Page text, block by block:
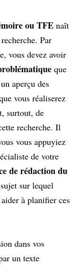
ou TFE naît
Par
vous devez avoir
que
aperçu des
vous réaliserez
surtout, de
recherche. Il
vous appuyiez
de votre
de rédaction du
sur lequel
à planifier ces
dans vos
un texte